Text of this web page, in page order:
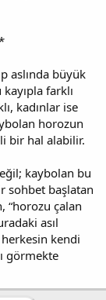
aslında büyük
farklı
kadınlar ise
horozun
bir hal alabilir.
kaybolan bu
sohbet başlatan
“horozu çalan
asıl
kendi
görmekte